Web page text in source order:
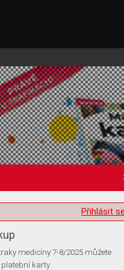
informací Přihlásit
medicíny 7-8/2025 můžete
karty